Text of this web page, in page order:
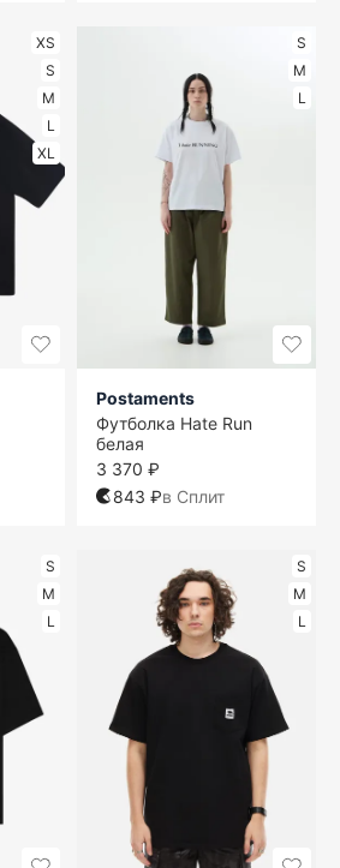
XS
S
M
L
XL
S
M
L
Postaments
Футболка Hate Run
белая
3 370 ₽
843 ₽в Сплит
S
M
L
S
M
L